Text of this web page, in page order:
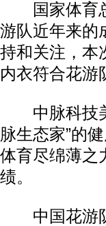
国家体育总
游队近年来的
持和关注，本
内衣符合花游
中脉科技美
脉生态家”的
体育尽绵薄之
绩。
中国花游队